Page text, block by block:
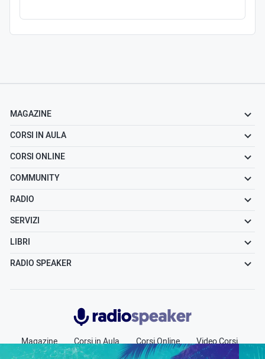
MAGAZINE
CORSI IN AULA
CORSI ONLINE
COMMUNITY
RADIO
SERVIZI
LIBRI
RADIO SPEAKER
Radiospeaker.it
Magazine Corsi in Aula Corsi Online
Video Corsi